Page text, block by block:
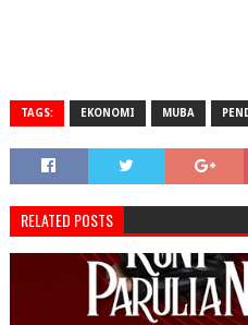
TAGS: EKONOMI MUBA
RELATED POSTS